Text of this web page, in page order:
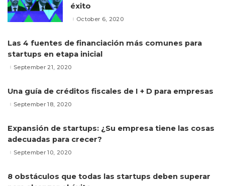
éxito
October 6, 2020
Las 4 fuentes de financiación más comunes para
startups en etapa inicial
September 21, 2020
Una guía de créditos fiscales de I + D para empresas
September 18, 2020
Expansión de startups: ¿Su empresa tiene las cosas
adecuadas para crecer?
September 10, 2020
8 obstáculos que todas las startups deben superar